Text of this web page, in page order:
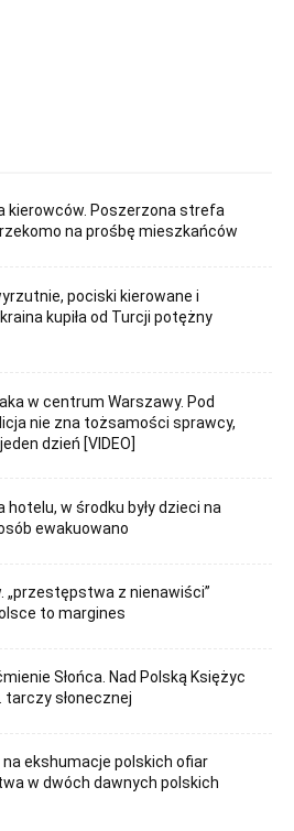
kierowców. Poszerzona strefa
na prośbę mieszkańców
pociski kierowane i
kupiła od Turcji potężny
w centrum Warszawy. Pod
nie zna tożsamości sprawcy,
dzień [VIDEO]
hotelu, w środku były dzieci na
ewakuowano
„przestępstwa z nienawiści”
to margines
Słońca. Nad Polską Księżyc
tarczy słonecznej
ekshumacje polskich ofiar
w dwóch dawnych polskich